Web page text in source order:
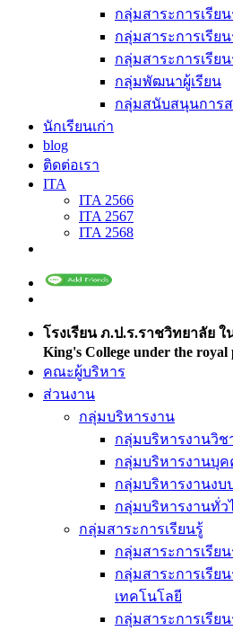
กลุ่มสาระการเรีย
กลุ่มสาระการเรีย
กลุ่มสาระการเรีย
กลุ่มพัฒนาผู้เรียน
กลุ่มสนับสนุนการ
นักเรียนเก่า
blog
ติดต่อเรา
ITA
ITA 2566
ITA 2567
ITA 2568
โรงเรียน ภ.ป.ร.ราชวิทยาลัย
King's College under the royal
คณะผู้บริหาร
ส่วนงาน
กลุ่มบริหารงาน
กลุ่มบริหารงานวิช
กลุ่มบริหารงานบุค
กลุ่มบริหารงานง
กลุ่มบริหารงานทั่ว
กลุ่มสาระการเรียนรู้
กลุ่มสาระการเรีย
กลุ่มสาระการเรีย
เทคโนโลยี
กลุ่มสาระการเรีย